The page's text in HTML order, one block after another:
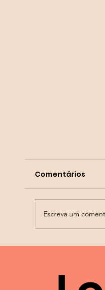
Comentários
Escreva um